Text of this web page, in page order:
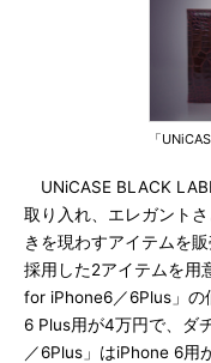
「
UNiCASE BLACK
取り入れ、エレガント
きを現わすアイテムを
採用した2アイテムを用
for iPhone6／6Plus」
6 Plus用が4万円で、ダ
／6Plus」はiPhone 6用